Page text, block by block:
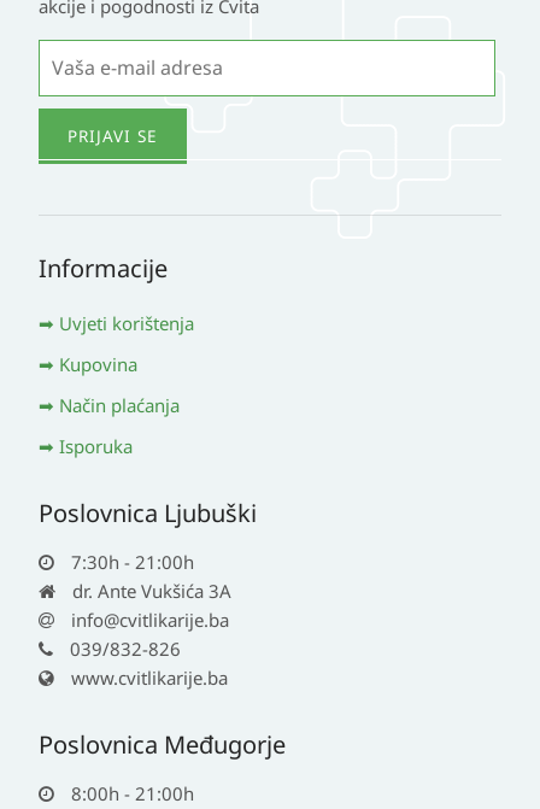
akcije i pogodnosti iz Cvita
Informacije
Uvjeti korištenja
Kupovina
Način plaćanja
Isporuka
Poslovnica Ljubuški
7:30h - 21:00h
dr. Ante Vukšića 3A
info@cvitlikarije.ba
039/832-826
www.cvitlikarije.ba
Poslovnica Međugorje
8:00h - 21:00h